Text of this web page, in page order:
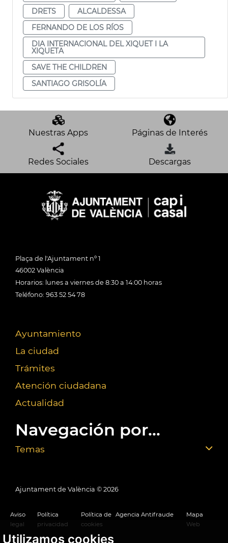
Utilizamos cookies
DRETS
ALCALDESSA
FERNANDO DE LOS RÍOS
DIA INTERNACIONAL DEL XIQUET I LA
XIQUETA
SAVE THE CHILDREN
SANTIAGO GRISOLÍA
Nuestras Apps Páginas de Interés
Redes Sociales Descargas
Plaça de l'Ajuntament nº 1
46002 València
Horarios: lunes a viernes de 8:30 a 14:00 horas
Teléfono: 963 52 54 78
Ayuntamiento
La ciudad
Trámites
Atención ciudadana
Actualidad
Navegación por...
Temas
Ajuntament de València © 2026
Aviso
legal
Política
privacidad
Política de
cookies
Agencia Antifraude
Mapa
Web